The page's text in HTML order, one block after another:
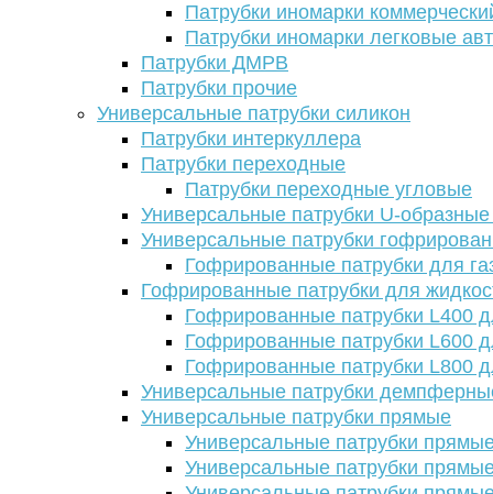
Патрубки иномарки
Патрубки иномарки легковые
Патрубки ДМРВ
Патрубки прочие
Универсальные патрубки силикон
Патрубки интеркуллера
Патрубки переходные
Патрубки переходные угловые
Универсальные патрубки U-
Универсальные патрубки
Гофрированные патрубки для
Гофрированные патрубки для
Гофрированные патрубки L400
Гофрированные патрубки L600
Гофрированные патрубки L800
Универсальные патрубки
Универсальные патрубки прямые
Универсальные патрубки
Универсальные патрубки